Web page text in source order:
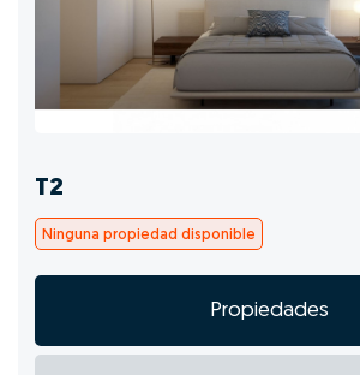
T2
Ninguna propiedad disponible
Propiedades